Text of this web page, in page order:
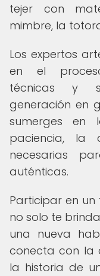
tejer con
mimbre, la
Los expertos
en el
técnicas y
generación en
sumerges en
paciencia, la
necesarias
auténticas.
Participar en
no solo te
una nueva
conecta con la
la historia de